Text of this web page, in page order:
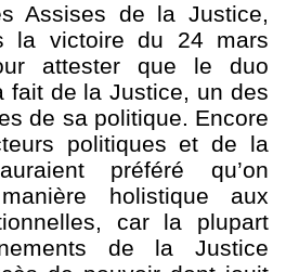
Assises de la Justice,
la victoire du 24 mars
attester que le duo
fait de la Justice, un des
de sa politique. Encore
politiques et de la
préféré qu’on
holistique aux
car la plupart
de la Justice